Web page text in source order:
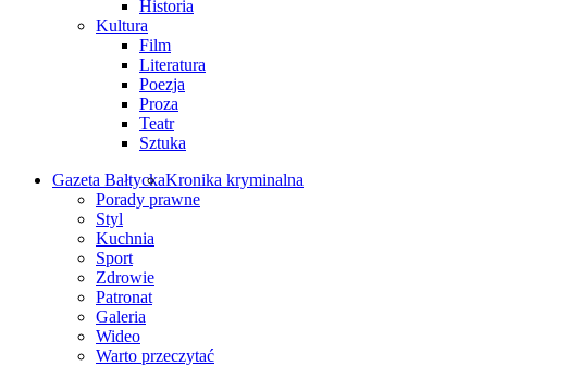
Historia
Kultura
Film
Literatura
Poezja
Proza
Teatr
Sztuka
Gazeta BałtyckaKronika kryminalna
Porady prawne
Styl
Kuchnia
Sport
Zdrowie
Patronat
Galeria
Wideo
Warto przeczytać